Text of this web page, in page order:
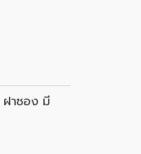
าซอง มี